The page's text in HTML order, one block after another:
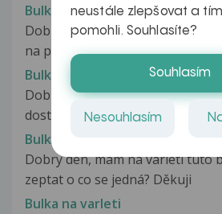
Bulka na varleti
Dobrý den, asi před třemi týdny
na pravém varleti bulku v
Bulka na varleti
Dobrý den, Mám takový
dost stojavá práce, prakticky...
Bulka na varleti
Dobry den, mam na varleti tuto
zeptat o co se jedná? Děkuji
Bulka na varleti
neustále zlepšovat a
pomohli. Souhlasíte?
Souhlasím
Nesouhlasím